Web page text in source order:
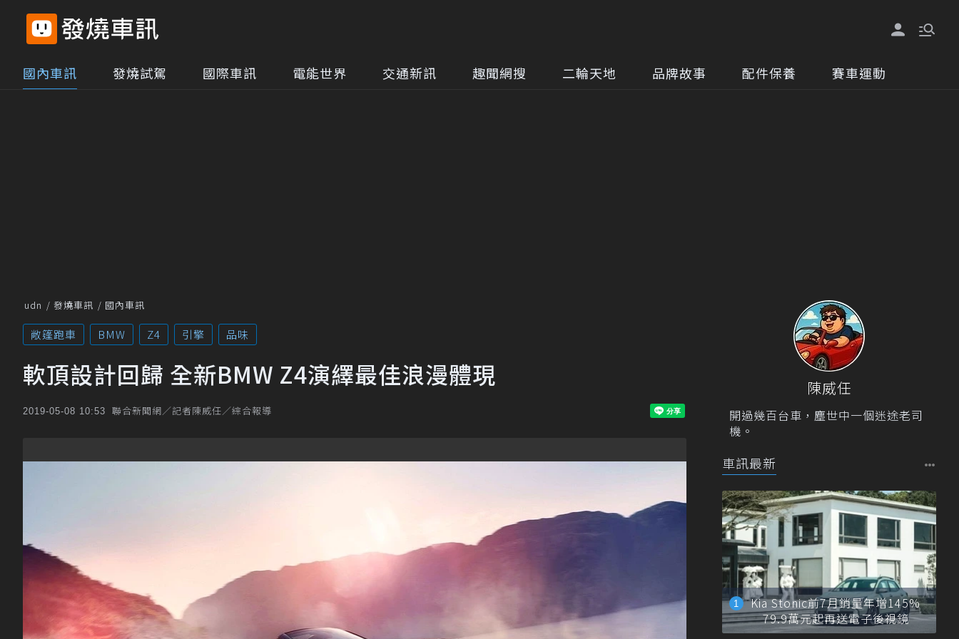
國內車訊 發燒試駕 國際車訊 電能世界 交通新訊 趣聞網搜 二輪天地 品牌故事 配件保養 賽車運動
udn 發燒車訊 國內車訊
敞篷跑車 BMW Z4 引擎 品味
軟頂設計回歸 全新BMW Z4演繹最佳浪漫體現
2019-05-08 10:53 聯合新聞網／記者陳威任／綜合報導
陳威任
開過幾百台車，塵世中一個迷途老司
機。
車訊最新
Kia Stonic前7月銷量年增145%
79.9萬元起再送電子後視鏡